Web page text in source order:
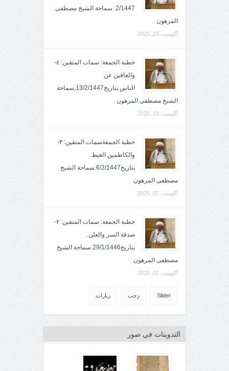
2/1447. سماحة الشيخ مصطفى
المرهون
آگوست 28, 2025
خطبة الجمعة: سمات المتقين: ٤-
والعافين عن
الناس.بتاريخ13/2/1447,سماحة
الشيخ مصطفى المرهون
آگوست 10, 2025
خطبة الجمعةسمات المتقين: ٣-
والكاظمين الغيظ.
بتاريخ6/2/1447.سماحة الشيخ
مصطفى المرهون
آگوست 02, 2025
خطبة الجمعة: سمات المتقين: ٢-
صدقة السر والعلن..
بتاريخ29/1/1446.سماحة الشيخ
مصطفى المرهون
آگوست 02, 2025
Slider رجب زيارات
التدوينات في صور